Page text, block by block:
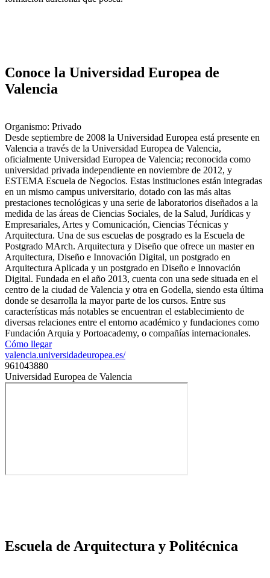
Conoce la Universidad Europea de
Valencia
Organismo: Privado
Desde septiembre de 2008 la Universidad Europea está presente en
Valencia a través de la Universidad Europea de Valencia,
oficialmente Universidad Europea de Valencia; reconocida como
universidad privada independiente en noviembre de 2012, y
ESTEMA Escuela de Negocios. Estas instituciones están integradas
en un mismo campus universitario, dotado con las más altas
prestaciones tecnológicas y una serie de laboratorios diseñados a la
medida de las áreas de Ciencias Sociales, de la Salud, Jurídicas y
Empresariales, Artes y Comunicación, Ciencias Técnicas y
Arquitectura. Una de sus escuelas de posgrado es la Escuela de
Postgrado MArch. Arquitectura y Diseño que ofrece un master en
Arquitectura, Diseño e Innovación Digital, un postgrado en
Arquitectura Aplicada y un postgrado en Diseño e Innovación
Digital.​ Fundada en el año 2013, cuenta con una sede situada en el
centro de la ciudad de Valencia y otra en Godella, siendo esta última
donde se desarrolla la mayor parte de los cursos.​ Entre sus
características más notables se encuentran el establecimiento de
diversas relaciones entre el entorno académico y fundaciones como
Fundación Arquia y Portoacademy, o compañías internacionales.
Cómo llegar
valencia.universidadeuropea.es/
961043880
Universidad Europea de Valencia
Escuela de Arquitectura y Politécnica